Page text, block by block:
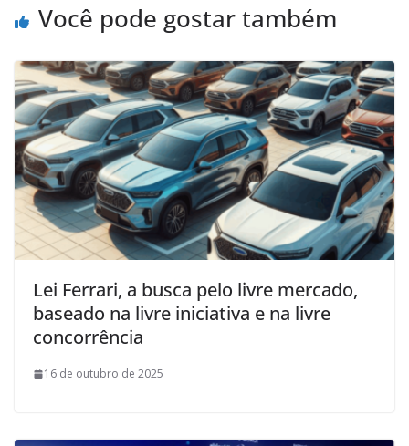
Você pode gostar também
Lei Ferrari, a busca pelo livre mercado,
baseado na livre iniciativa e na livre
concorrência
16 de outubro de 2025